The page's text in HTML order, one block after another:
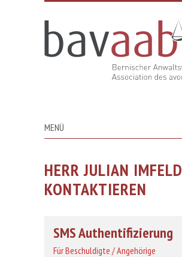
MENÜ
HERR JULIAN IMFELD
KONTAKTIEREN
SMS Authentifizierung
Für Beschuldigte / Angehörige